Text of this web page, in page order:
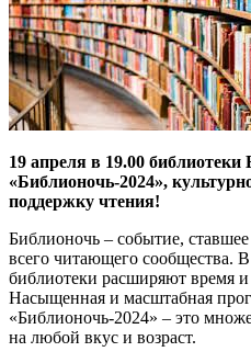
19 апреля в 19.00
«Библионочь-2024»,
поддержку чтения!
Библионочь – событие,
всего читающего сообщества.
библиотеки расширяют время
Насыщенная и масштабная
«Библионочь-2024» – это
на любой вкус и возраст.